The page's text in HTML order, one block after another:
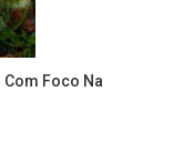
Foco Na